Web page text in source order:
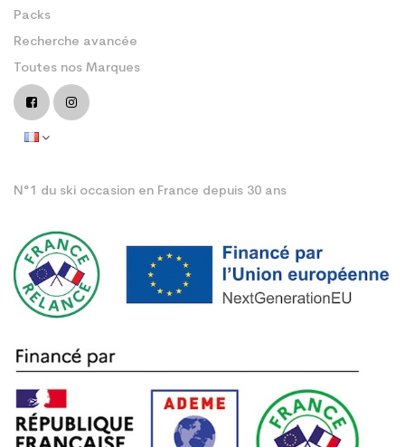
Packs
Recherche avancée
Toutes nos Marques
N°1 du ski occasion en France depuis 30 ans